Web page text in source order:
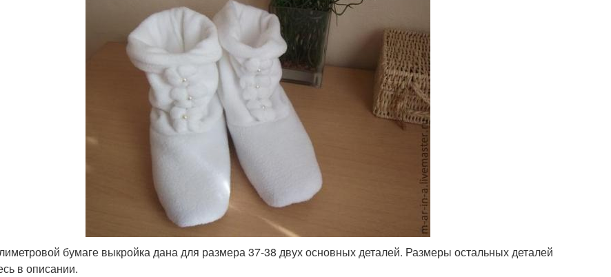
бумаге выкройка дана для размера 37-38 двух основных деталей. Размеры остальных деталей
в описании.